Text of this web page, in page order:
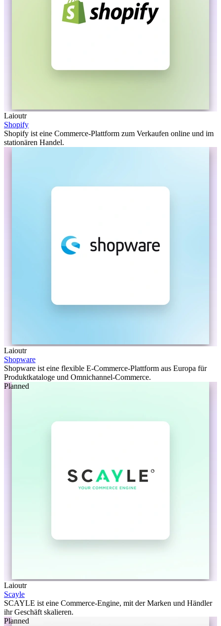
Laioutr
Shopify
Shopify ist eine Commerce-Plattform zum Verkaufen online und im
stationären Handel.
Laioutr
Shopware
Shopware ist eine flexible E-Commerce-Plattform aus Europa für
Produktkataloge und Omnichannel-Commerce.
Planned
Laioutr
Scayle
SCAYLE ist eine Commerce-Engine, mit der Marken und Händler
ihr Geschäft skalieren.
Planned